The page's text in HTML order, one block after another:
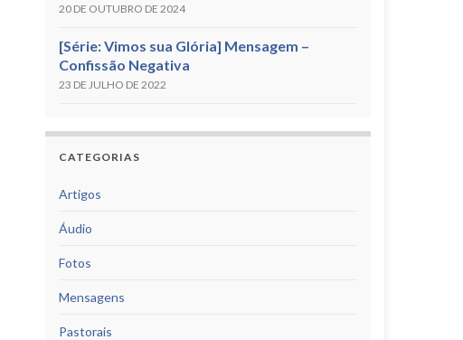
20 DE OUTUBRO DE 2024
[Série: Vimos sua Glória] Mensagem –
Confissão Negativa
23 DE JULHO DE 2022
CATEGORIAS
Artigos
Áudio
Fotos
Mensagens
Pastorais